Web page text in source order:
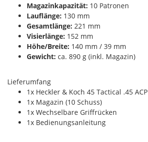
Magazinkapazität: 10 Patronen
Lauflänge: 130 mm
Gesamtlänge: 221 mm
Visierlänge: 152 mm
Höhe/Breite: 140 mm / 39 mm
Gewicht: ca. 890 g (inkl. Magazin)
Lieferumfang
1x Heckler & Koch 45 Tactical .45 ACP
1x Magazin (10 Schuss)
1x Wechselbare Griffrücken
1x Bedienungsanleitung